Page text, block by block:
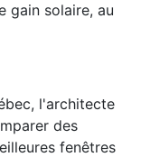
gain solaire, au
l'architecte
des
fenêtres